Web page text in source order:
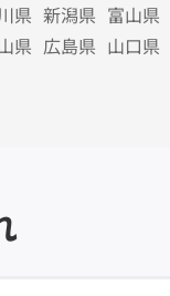
県 新潟県 富山県
県 広島県 山口県